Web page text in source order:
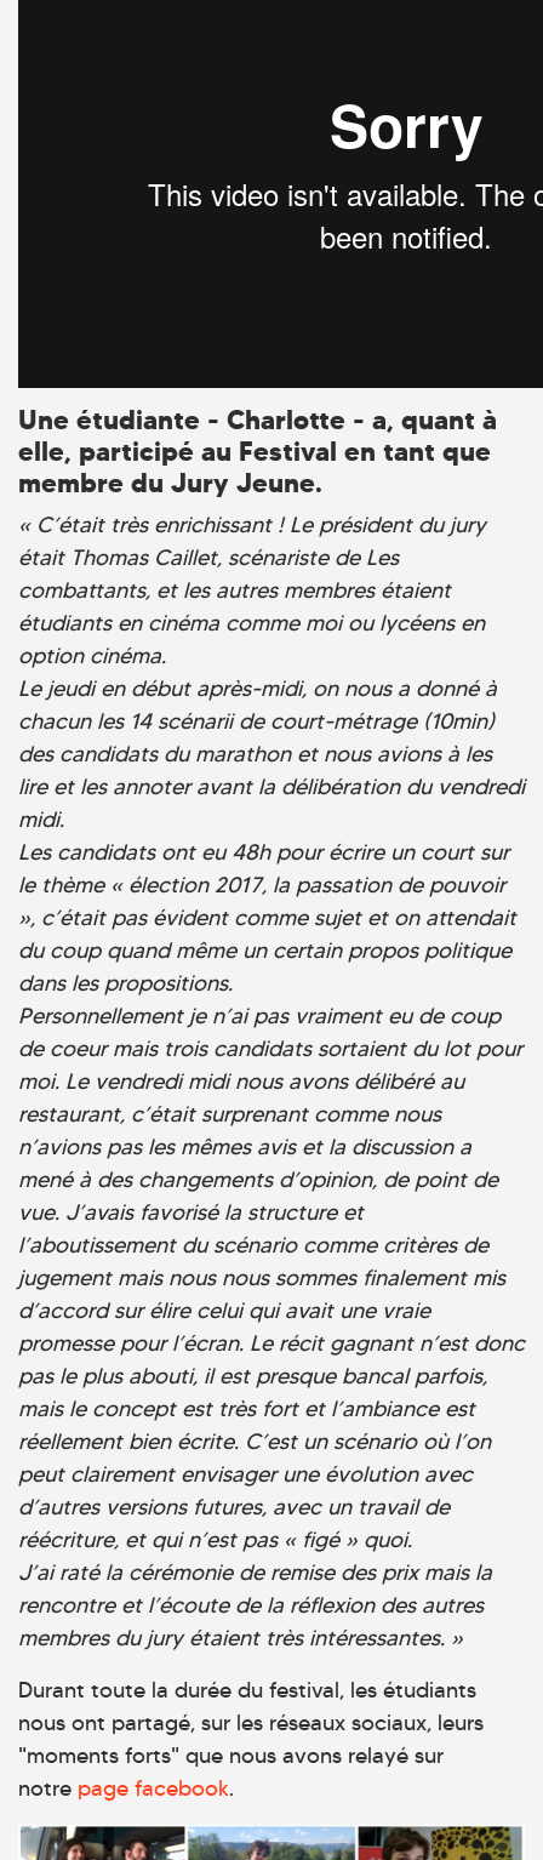
Une étudiante - Charlotte - a, quant à
elle, participé au Festival en tant que
membre du Jury Jeune.
« C’était très enrichissant ! Le président du jury
était Thomas Caillet, scénariste de Les
combattants, et les autres membres étaient
étudiants en cinéma comme moi ou lycéens en
option cinéma.
Le jeudi en début après-midi, on nous a donné à
chacun les 14 scénarii de court-métrage (10min)
des candidats du marathon et nous avions à les
lire et les annoter avant la délibération du vendredi
midi.
Les candidats ont eu 48h pour écrire un court sur
le thème « élection 2017, la passation de pouvoir
», c’était pas évident comme sujet et on attendait
du coup quand même un certain propos politique
dans les propositions.
Personnellement je n’ai pas vraiment eu de coup
de coeur mais trois candidats sortaient du lot pour
moi. Le vendredi midi nous avons délibéré au
restaurant, c’était surprenant comme nous
n’avions pas les mêmes avis et la discussion a
mené à des changements d’opinion, de point de
vue. J’avais favorisé la structure et
l’aboutissement du scénario comme critères de
jugement mais nous nous sommes finalement mis
d’accord sur élire celui qui avait une vraie
promesse pour l’écran. Le récit gagnant n’est donc
pas le plus abouti, il est presque bancal parfois,
mais le concept est très fort et l’ambiance est
réellement bien écrite. C’est un scénario où l’on
peut clairement envisager une évolution avec
d’autres versions futures, avec un travail de
réécriture, et qui n’est pas « figé » quoi.
J’ai raté la cérémonie de remise des prix mais la
rencontre et l’écoute de la réflexion des autres
membres du jury étaient très intéressantes. »
Durant toute la durée du festival, les étudiants
nous ont partagé, sur les réseaux sociaux, leurs
"moments forts" que nous avons relayé sur
notre page facebook.